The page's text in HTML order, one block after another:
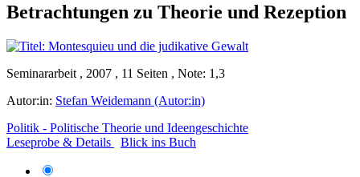
Betrachtungen zu Theorie und Rezeption
Seminararbeit , 2007 , 11 Seiten , Note: 1,3
Autor:in: Stefan Weidemann (Autor:in)
Politik - Politische Theorie und Ideengeschichte
Leseprobe & Details
Blick ins Buch